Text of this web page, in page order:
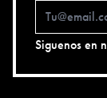
Siguenos en